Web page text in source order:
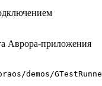
Аврора-приложения